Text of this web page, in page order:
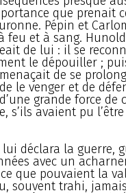
que prenait
Pépin et
feu et à sang.
de lui : il se
le dépouiller ;
de se
le venger et de
grande force de
s’ils avaient pu
déclara la guerre,
avec un
que pouvaient la
souvent trahi,